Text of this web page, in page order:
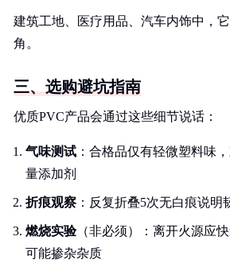
建筑工地、医疗用品、汽车内饰中，
角。
三、选购避坑指南
优质PVC产品会通过这些细节说话：
气味测试 ：合格品仅有轻微塑料味
量添加剂
折痕观察 ：反复折叠5次无白痕说明
燃烧实验（非必须）：离开火源应
可能掺杂杂质